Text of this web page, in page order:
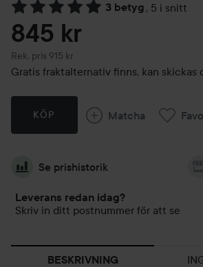
3 betyg , 5 i snitt
Hoppa till Betyg & kommentarer
845 kr
Rek. pris 915 kr
Rekommenderat pris 915 kr
Gratis fraktalternativ finns, kan skickas
KÖP Matcha
Se prishistorik
Leverans redan idag?
Skriv in ditt postnummer för att se
BESKRIVNING